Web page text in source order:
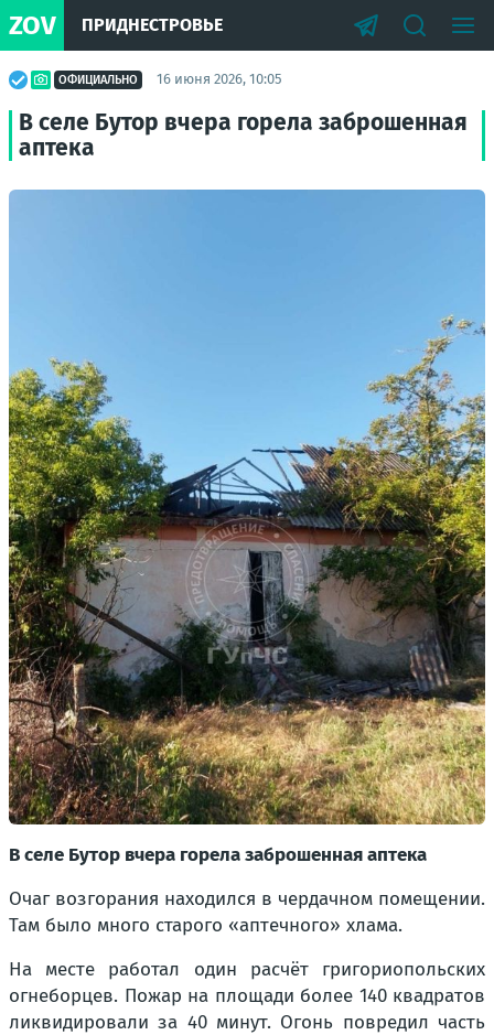
ZOV ПРИДНЕСТРОВЬЕ
ОФИЦИАЛЬНО 16 июня 2026, 10:05
В селе Бутор вчера горела заброшенная
аптека
В селе Бутор вчера горела заброшенная аптека
Очаг возгорания находился в чердачном помещении.
Там было много старого «аптечного» хлама.
На месте работал один расчёт григориопольских
огнеборцев. Пожар на площади более 140 квадратов
ликвидировали за 40 минут. Огонь повредил часть